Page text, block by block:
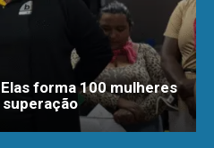
forma 100 mulheres